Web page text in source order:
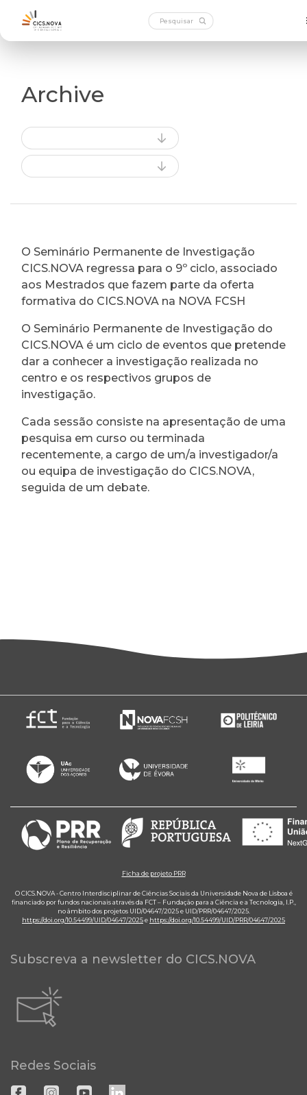
Archive
O Seminário Permanente de Investigação
CICS.NOVA regressa para o 9º ciclo, associado
aos Mestrados que fazem parte da oferta
formativa do CICS.NOVA na NOVA FCSH
O Seminário Permanente de Investigação do
CICS.NOVA é um ciclo de eventos que pretende
dar a conhecer a investigação realizada no
centro e os respectivos grupos de
investigação.
Cada sessão consiste na apresentação de uma
pesquisa em curso ou terminada
recentemente, a cargo de um/a investigador/a
ou equipa de investigação do CICS.NOVA,
seguida de um debate.
Ficha de projeto PRR
O CICS.NOVA - Centro Interdisciplinar de Ciências Sociais da Universidade Nova de Lisboa é
financiado por fundos nacionais através da FCT – Fundação para a Ciência e a Tecnologia, I.P.,
no âmbito dos projetos UID/04647/2025 e UID/PRR/04647/2025.
https://doi.org/10.54499/UID/04647/2025e https://doi.org/10.54499/UID/PRR/04647/2025
Subscreva a newsletter do CICS.NOVA
Redes Sociais